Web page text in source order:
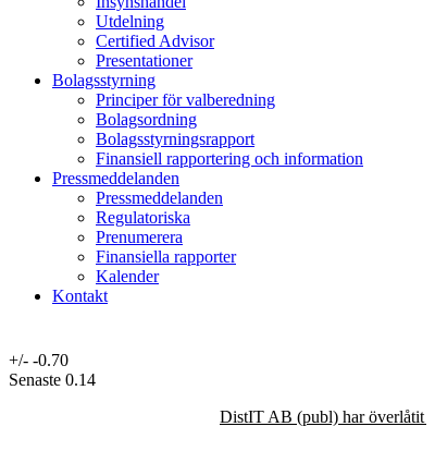
Utdelning
Certified Advisor
Presentationer
Bolagsstyrning
Principer för valberedning
Bolagsordning
Bolagsstyrningsrapport
Finansiell rapportering och information
Pressmeddelanden
Pressmeddelanden
Regulatoriska
Prenumerera
Finansiella rapporter
Kalender
Kontakt
+/- -0.70
Senaste 0.14
DistIT AB (publ) har överlåtit